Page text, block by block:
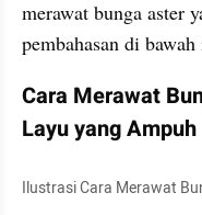
merawat bunga aster
pembahasan di
Cara Merawat
Layu yang Ampuh
Ilustrasi Cara Merawat